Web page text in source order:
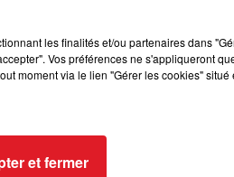
les finalités et/ou partenaires dans
Vos préférences ne s'appliqueront
moment via le lien "Gérer les cookies" situé
et fermer